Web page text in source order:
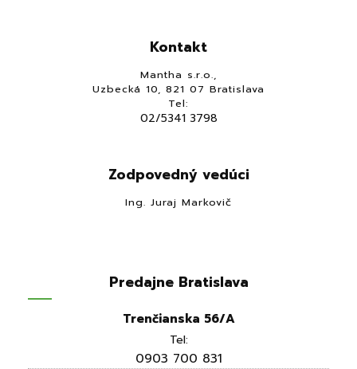
Kontakt
Mantha s.r.o.,
Uzbecká 10, 821 07 Bratislava
Tel:
02/5341 3798
Zodpovedný vedúci
Ing. Juraj Markovič
Predajne Bratislava
Trenčianska 56/A
Tel:
0903 700 831